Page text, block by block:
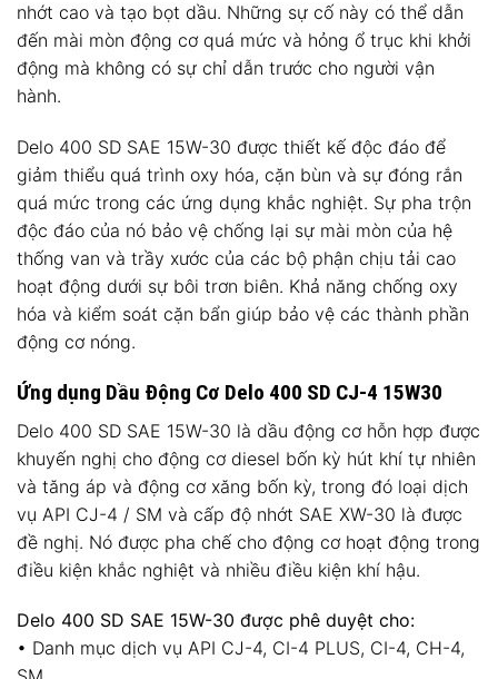
nhớt cao và tạo bọt dầu. Những sự cố này có thể dẫn
đến mài mòn động cơ quá mức và hỏng ổ trục khi khởi
động mà không có sự chỉ dẫn trước cho người vận
hành.
Delo 400 SD SAE 15W-30 được thiết kế độc đáo để
giảm thiểu quá trình oxy hóa, cặn bùn và sự đóng rắn
quá mức trong các ứng dụng khắc nghiệt. Sự pha trộn
độc đáo của nó bảo vệ chống lại sự mài mòn của hệ
thống van và trầy xước của các bộ phận chịu tải cao
hoạt động dưới sự bôi trơn biên. Khả năng chống oxy
hóa và kiểm soát cặn bẩn giúp bảo vệ các thành phần
động cơ nóng.
Ứng dụng Dầu Động Cơ Delo 400 SD CJ-4 15W30
Delo 400 SD SAE 15W-30 là dầu động cơ hỗn hợp được
khuyến nghị cho động cơ diesel bốn kỳ hút khí tự nhiên
và tăng áp và động cơ xăng bốn kỳ, trong đó loại dịch
vụ API CJ-4 / SM và cấp độ nhớt SAE XW-30 là được
đề nghị. Nó được pha chế cho động cơ hoạt động trong
điều kiện khắc nghiệt và nhiều điều kiện khí hậu.
Delo 400 SD SAE 15W-30 được phê duyệt cho:
• Danh mục dịch vụ API CJ-4, CI-4 PLUS, CI-4, CH-4,